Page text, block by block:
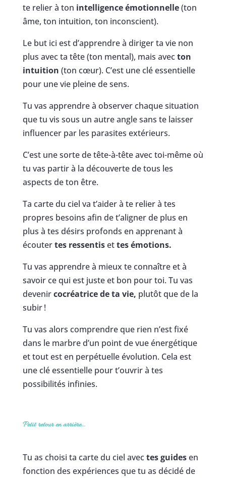
te relier à ton intelligence émotionnelle(ton
âme, ton intuition, ton inconscient).
Le but ici est d’apprendre à diriger ta vie non
plus avec ta tête (ton mental), mais avecton
intuition (ton cœur). C’est une clé essentielle
pour une vie pleine de sens.
Tu vas apprendre à observer chaque situation
que tu vis sous un autre angle sans te laisser
influencer par les parasites extérieurs.
C’est une sorte de tête-à-tête avec toi-même où
tu vas partir à la découverte de tous les
aspects de ton être.
Ta carte du ciel va t’aider à te relier à tes
propres besoins afin de t’aligner de plus en
plus à tes désirs profonds en apprenant à
écoutertes ressentisettes émotions.
Tu vas apprendre à mieux te connaître et à
savoir ce qui est juste et bon pour toi. Tu vas
devenircocréatrice de ta vie, plutôt que de la
subir !
Tu vas alors comprendre que rien n’est fixé
dans le marbre d’un point de vue énergétique
et tout est en perpétuelle évolution. Cela est
une clé essentielle pour t’ouvrir à tes
possibilités infinies.
Petit retour en arrière…
Tu as choisi ta carte du ciel avectes guidesen
fonction des expériences que tu as décidé de